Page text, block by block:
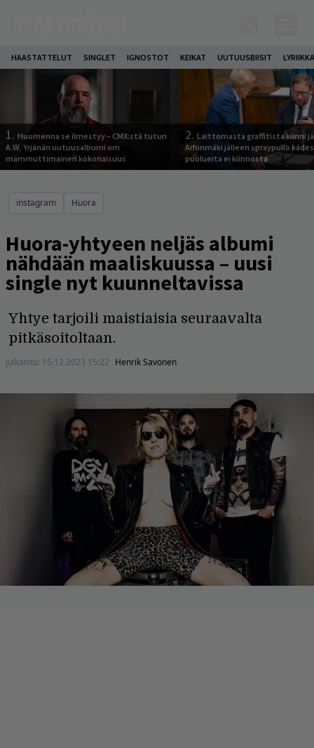
HAASTATTELUT SINGLET IGNOSTOT KEIKAT UUTUUSBIISIT
1. Huomenna se ilmestyy – CMX:stä tutun
A.W. Yrjänän uutuusalbumi om
mammuttimainen kokonaisuus
2. Laittomasta graffitista kiinni
Arhinmäki jälleen spraypullo
puolueita ei kiinnosta
instagram Huora
Huora-yhtyeen neljäs albumi
nähdään maaliskuussa – uusi
single nyt kuunneltavissa
Yhtye tarjoili maistiaisia seuraavalta
pitkäsoitoltaan.
Julkaistu: 15.12.2023 15:22 Henrik Savonen